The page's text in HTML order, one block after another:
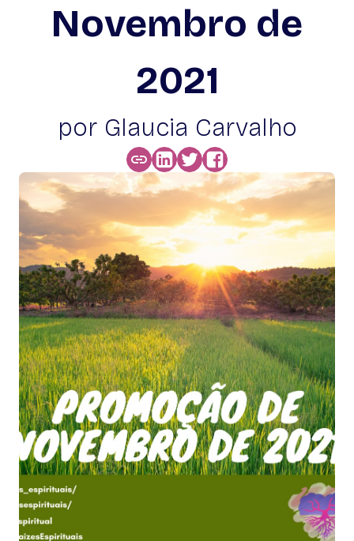
Novembro de
2021
por Glaucia Carvalho